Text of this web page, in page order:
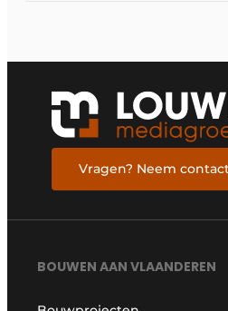
Vragen? Neem
BOUWEN AAN VLAANDEREN